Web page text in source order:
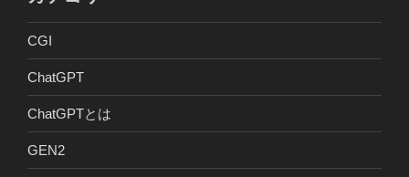
CGI
ChatGPT
ChatGPTとは
GEN2